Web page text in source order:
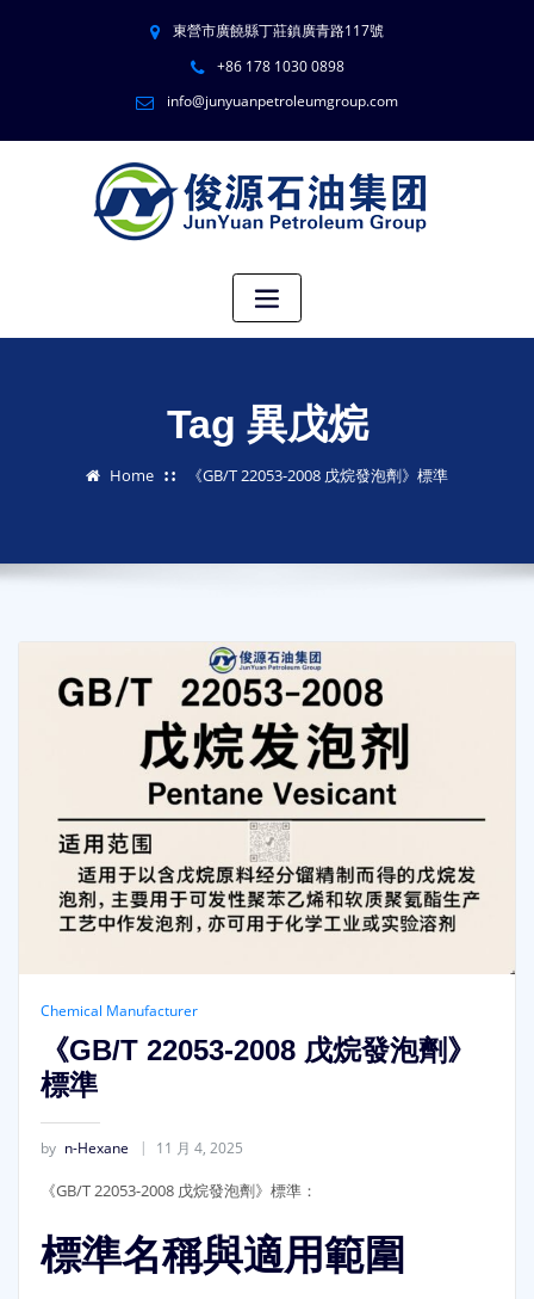
東營市廣饒縣丁莊鎮廣青路117號
+86 178 1030 0898
info@junyuanpetroleumgroup.com
Tag 異戊烷
Home 《GB/T 22053-2008 戊烷發泡劑》標準
Chemical Manufacturer
《GB/T 22053-2008 戊烷發泡劑》
標準
by n-Hexane 11 月 4, 2025
《GB/T 22053-2008 戊烷發泡劑》標準：
標準名稱與適用範圍